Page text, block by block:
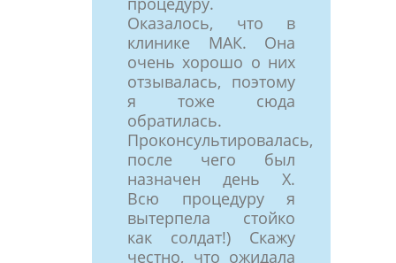
Оказалось, что в
клинике МАК. Она
очень хорошо о них
отзывалась, поэтому
я тоже сюда
обратилась.
Проконсультировалась,
после чего был
назначен день Х.
Всю процедуру я
вытерпела стойко
как солдат!) Скажу
честно, что ожидала